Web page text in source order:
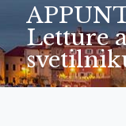
Letture